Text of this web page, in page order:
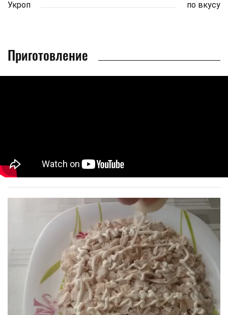
Укроп
по вкусу
Приготовление